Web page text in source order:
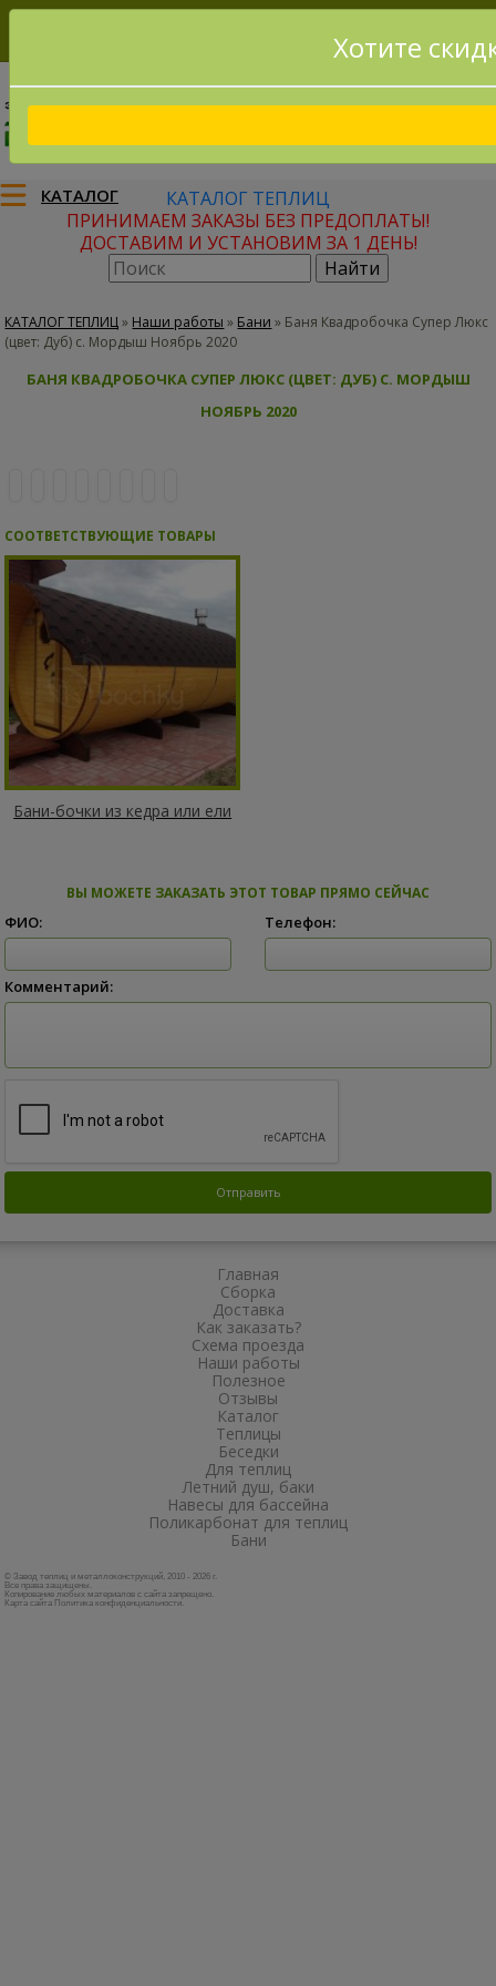
8(915)795-56-02
КАТАЛОГ
КАТАЛОГ ТЕПЛИЦ
ПРИНИМАЕМ ЗАКАЗЫ БЕЗ ПРЕДОПЛАТЫ!
ДОСТАВИМ И УСТАНОВИМ ЗА 1 ДЕНЬ!
КАТАЛОГ ТЕПЛИЦ» Наши работы » Бани » Баня Квадробочка Супер Люкс
(цвет: Дуб) с. Мордыш Ноябрь 2020
БАНЯ КВАДРОБОЧКА СУПЕР ЛЮКС (ЦВЕТ: ДУБ) С. МОРДЫШ
НОЯБРЬ 2020
СООТВЕТСТВУЮЩИЕ ТОВАРЫ
Бани-бочки из кедра или ели
ВЫ МОЖЕТЕ ЗАКАЗАТЬ ЭТОТ ТОВАР ПРЯМО СЕЙЧАС
ФИО: Телефон:
Комментарий:
Главная
Сборка
Доставка
Как заказать?
Схема проезда
Наши работы
Полезное
Отзывы
Каталог
Теплицы
Беседки
Для теплиц
Летний душ, баки
Навесы для бассейна
Поликарбонат для теплиц
Бани
© Завод теплиц и металлоконструкций, 2010 - 2026 г.
Все права защищены.
Копирование любых материалов с сайта запрещено.
Карта сайта Политика конфиденциальности.
Хотите